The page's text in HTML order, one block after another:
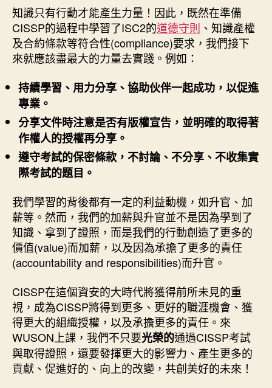
知識只有行動才能產生力量！因此，既然在準備
CISSP的過程中學習了ISC2的道德守則 、知識產權
及合約條款等符合性(compliance)要求，我們接下
來就應該盡最大的力量去實踐。例如：
持續學習、用力分享、協助伙伴一起成功，以促進
專業。
分享文件時注意是否有版權宣告，並明確的取得著
作權人的授權再分享。
遵守考試的保密條款，不討論、不分享、不收集實
際考試的題目。
我們學習的背後都有一定的利益動機，如升官、加
薪等。然而，我們的加薪與升官並不是因為學到了
知識、拿到了證照，而是我們的行動創造了更多的
價值(value)而加薪，以及因為承擔了更多的責任
(accountability and responsibilities)而升官。
CISSP在這個資安的大時代將獲得前所未見的重
視，成為CISSP將得到更多、更好的職涯機會、獲
得更大的組織授權，以及承擔更多的責任。來
WUSON上課，我們不只要光榮的通過CISSP考試
與取得證照，還要發揮更大的影響力、產生更多的
貢獻、促進好的、向上的改變，共創美好的未來！